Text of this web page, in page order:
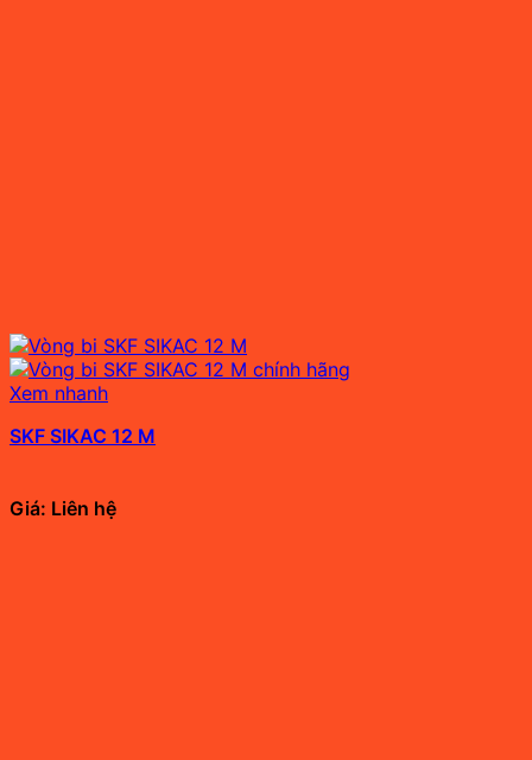
Xem nhanh
SKF SIKAC 12 M
Giá: Liên hệ